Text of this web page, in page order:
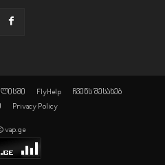
FlyHelp
ჩვენს შესახებ
Privacy Policy
vap.ge